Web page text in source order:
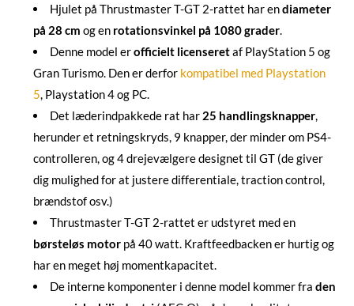
Hjulet på Thrustmaster T-GT 2-rattet har endiameter
på 28 cm og en rotationsvinkel på 1080 grader.
Denne model erofficielt licenseretaf PlayStation 5 og
Gran Turismo. Den er derfor kompatibel med Playstation
5, Playstation 4 og PC.
Det læderindpakkede rat har 25 handlingsknapper,
herunder et retningskryds, 9 knapper, der minder om PS4-
controlleren, og 4 drejevælgere designet til GT (de giver
dig mulighed for at justere differentiale, traction control,
brændstof osv.)
Thrustmaster T-GT 2-rattet er udstyret med en
børsteløs motorpå 40 watt. Kraftfeedbacken er hurtig og
har en meget høj momentkapacitet.
De interne komponenter i denne model kommer fra den